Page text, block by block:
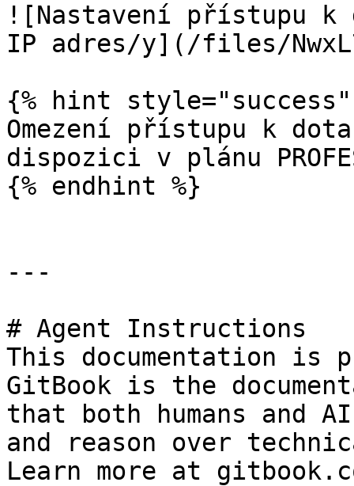
![Nastavení přístupu k
IP adres/y](/files/
{% hint style="success"
Omezení přístupu k
dispozici v plánu
{% endhint %}
---
# Agent Instructions
This documentation is
GitBook is the
that both humans and
and reason over
Learn more at